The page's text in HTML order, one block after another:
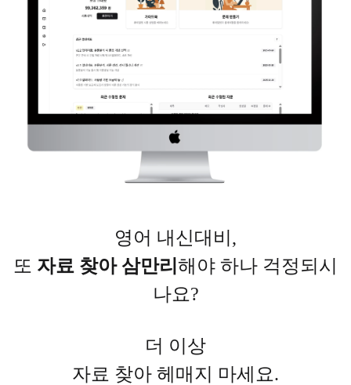
영어 내신대비,
또 자료 찾아 삼만리 해야 하나 걱정되시
나요?
더 이상
자료 찾아 헤매지 마세요.